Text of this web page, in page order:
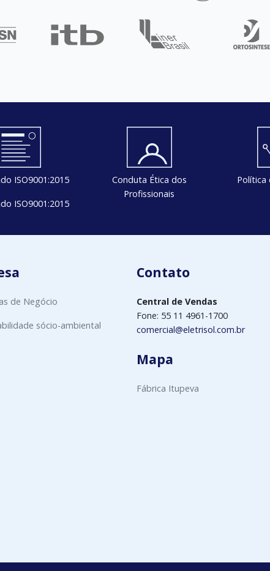
ISO9001:2015
ISO9001:2015
Conduta Ética dos
Profissionais
Política
de Negócio
sócio-ambiental
Contato
Central de Vendas
Fone: 55 11 4961-1700
comercial@eletrisol.com.br
Mapa
Fábrica Itupeva